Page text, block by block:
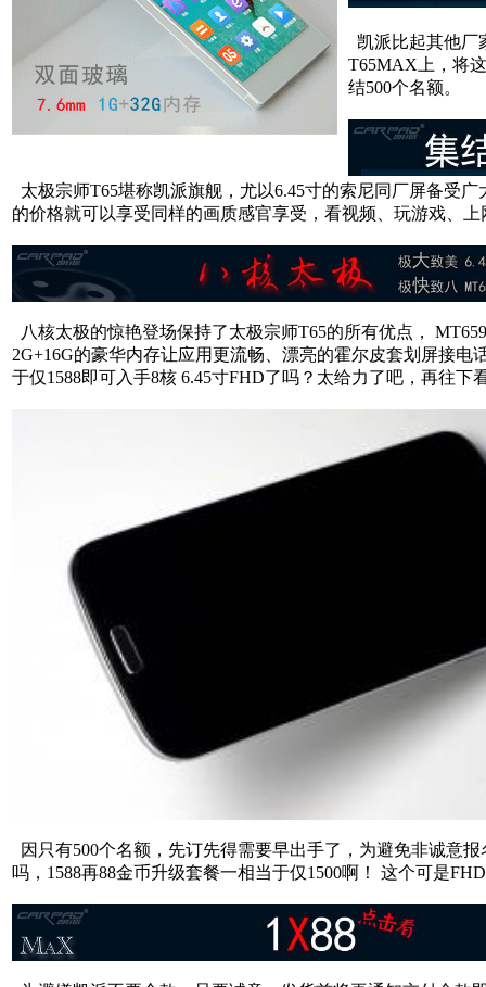
凯派比起其他厂
T65MAX上，将
结500个名额。
太极宗师T65堪称凯派旗舰，尤以6.45寸的索尼同厂屏备受
的价格就可以享受同样的画质感官享受，看视频、玩游戏、
八核太极的惊艳登场保持了太极宗师T65的所有优点，
2G+16G的豪华内存让应用更流畅、漂亮的霍尔皮套划屏接
于仅1588即可入手8核 6.45寸FHD了吗？太给力了吧，再往下
因只有500个名额，先订先得需要早出手了，为避免非诚意
吗，1588再88金币升级套餐一相当于仅1500啊！ 这个可是